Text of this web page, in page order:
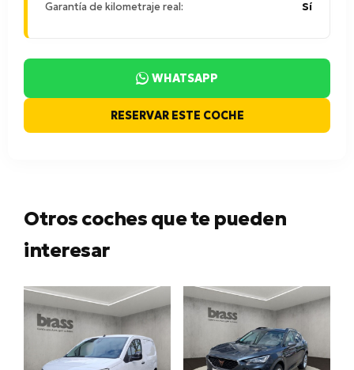
Garantía de kilometraje real:
Sí
WHATSAPP
RESERVAR ESTE COCHE
Otros coches que te pueden
interesar